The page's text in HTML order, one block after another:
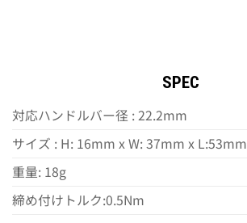
SPEC
対応ハンドルバー径 : 22.2mm
サイズ : H: 16mm x W: 37mm x L:53mm
重量: 18g
締め付けトルク:0.5Nm